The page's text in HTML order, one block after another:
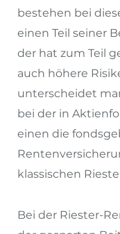
bestehen bei
einen Teil seiner
der hat zum Teil
auch höhere
unterscheidet
bei der in
einen die
klassischen
Bei der Riester-